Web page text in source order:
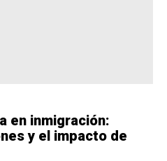
en inmigración:
y el impacto de